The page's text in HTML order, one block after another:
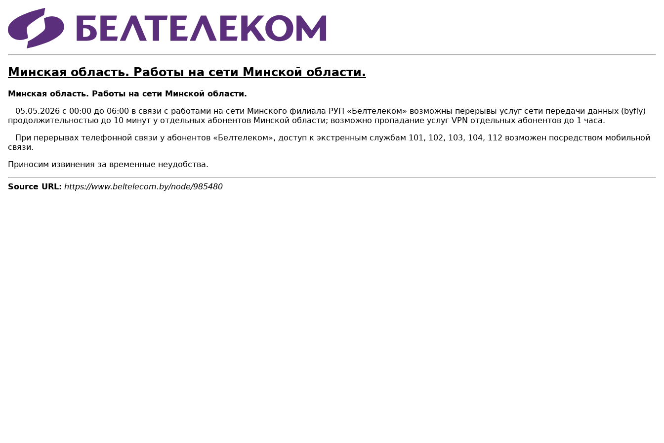
Минская область. Работы на сети Минской области.
Минская область. Работы на сети Минской области.
05.05.2026 с 00:00 до 06:00 в связи с работами на сети Минского филиала РУП «Белтелеком» возможны перерывы услуг сети передачи данных (byfly)
продолжительностью до 10 минут у отдельных абонентов Минской области; возможно пропадание услуг VPN отдельных абонентов до 1 часа.
При перерывах телефонной связи у абонентов «Белтелеком», доступ к экстренным службам 101, 102, 103, 104, 112 возможен посредством мобильной
связи.
Приносим извинения за временные неудобства.
Source URL: https://www.beltelecom.by/node/985480